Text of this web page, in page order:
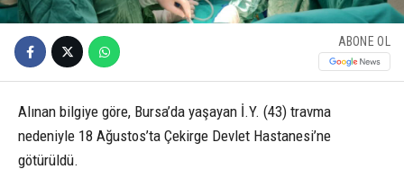
ABONE OL
Alınan bilgiye göre, Bursa’da yaşayan İ.Y. (43) travma
nedeniyle 18 Ağustos’ta Çekirge Devlet Hastanesi’ne
götürüldü.